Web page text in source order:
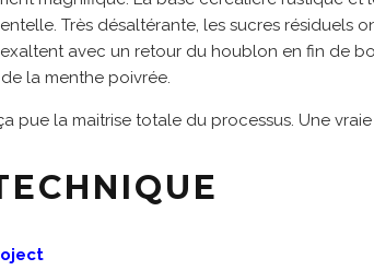
Très désaltérante, les sucres résiduels
avec un retour du houblon en fin de
la menthe poivrée.
pue la maitrise totale du processus. Une